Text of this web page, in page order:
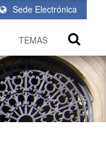
Sede Electrónica
TEMAS